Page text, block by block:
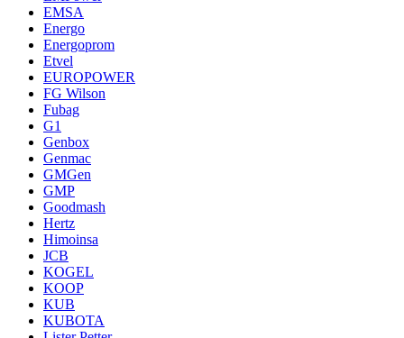
EMSA
Energo
Energoprom
Etvel
EUROPOWER
FG Wilson
Fubag
G1
Genbox
Genmac
GMGen
GMP
Goodmash
Hertz
Himoinsa
JCB
KOGEL
KOOP
KUB
KUBOTA